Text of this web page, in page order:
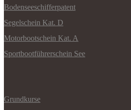
Bodenseeschifferpatent
Segelschein Kat. D
Motorbootschein Kat. A
Sportbootführerschein See
Grundkurse